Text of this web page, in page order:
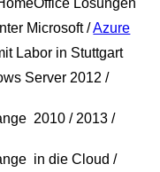
Lösungen
Microsoft /Azure
Labor in Stuttgart
Server 2012 /
2010 / 2013 /
in die Cloud /